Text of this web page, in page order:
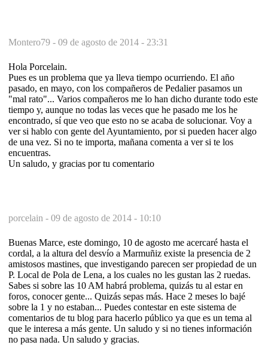
Montero79 - 09 de agosto de 2014 - 23:31
Hola Porcelain.
Pues es un problema que ya lleva tiempo ocurriendo. El año
pasado, en mayo, con los compañeros de Pedalier pasamos un
"mal rato"... Varios compañeros me lo han dicho durante todo este
tiempo y, aunque no todas las veces que he pasado me los he
encontrado, sí que veo que esto no se acaba de solucionar. Voy a
ver si hablo con gente del Ayuntamiento, por si pueden hacer algo
de una vez. Si no te importa, mañana comenta a ver si te los
encuentras.
Un saludo, y gracias por tu comentario
porcelain - 09 de agosto de 2014 - 10:10
Buenas Marce, este domingo, 10 de agosto me acercaré hasta el
cordal, a la altura del desvío a Marmuñiz existe la presencia de 2
amistosos mastines, que investigando parecen ser propiedad de un
P. Local de Pola de Lena, a los cuales no les gustan las 2 ruedas.
Sabes si sobre las 10 AM habrá problema, quizás tu al estar en
foros, conocer gente... Quizás sepas más. Hace 2 meses lo bajé
sobre la 1 y no estaban... Puedes contestar en este sistema de
comentarios de tu blog para hacerlo público ya que es un tema al
que le interesa a más gente. Un saludo y si no tienes información
no pasa nada. Un saludo y gracias.